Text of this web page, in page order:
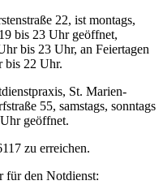
22, ist montags,
bis 23 Uhr geöffnet,
bis 23 Uhr, an Feiertagen
bis 22 Uhr.
St. Marien-
55, samstags, sonntags
geöffnet.
zu erreichen.
für den Notdienst: